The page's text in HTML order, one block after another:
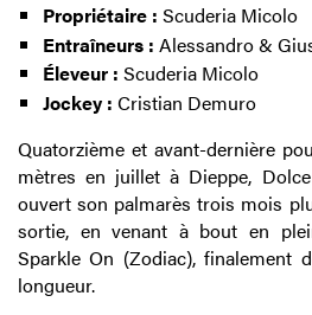
Propriétaire : Scuderia Micolo
Entraîneurs : Alessandro &
Éleveur : Scuderia Micolo
Jockey : Cristian Demuro
Quatorzième et avant-dernière
mètres en juillet à Dieppe,
ouvert son palmarès trois mois
sortie, en venant à bout en
Sparkle On (Zodiac), finalement
longueur.